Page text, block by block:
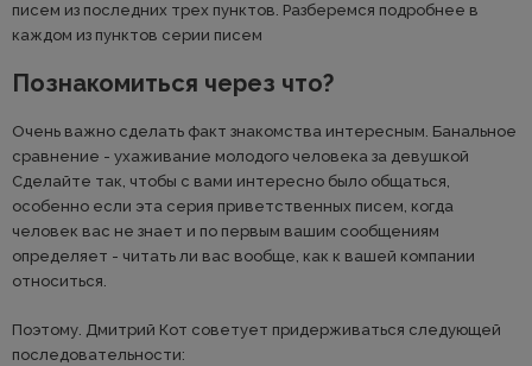
писем из последних трех пунктов. Разберемся подробнее в
каждом из пунктов серии писем
Познакомиться через что?
Очень важно сделать факт знакомства интересным. Банальное
сравнение - ухаживание молодого человека за девушкой
Сделайте так, чтобы с вами интересно было общаться,
особенно если эта серия приветственных писем, когда
человек вас не знает и по первым вашим сообщениям
определяет - читать ли вас вообще, как к вашей компании
относиться.
Поэтому. Дмитрий Кот советует придерживаться следующей
последовательности: